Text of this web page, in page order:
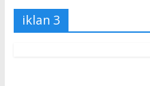
iklan 3